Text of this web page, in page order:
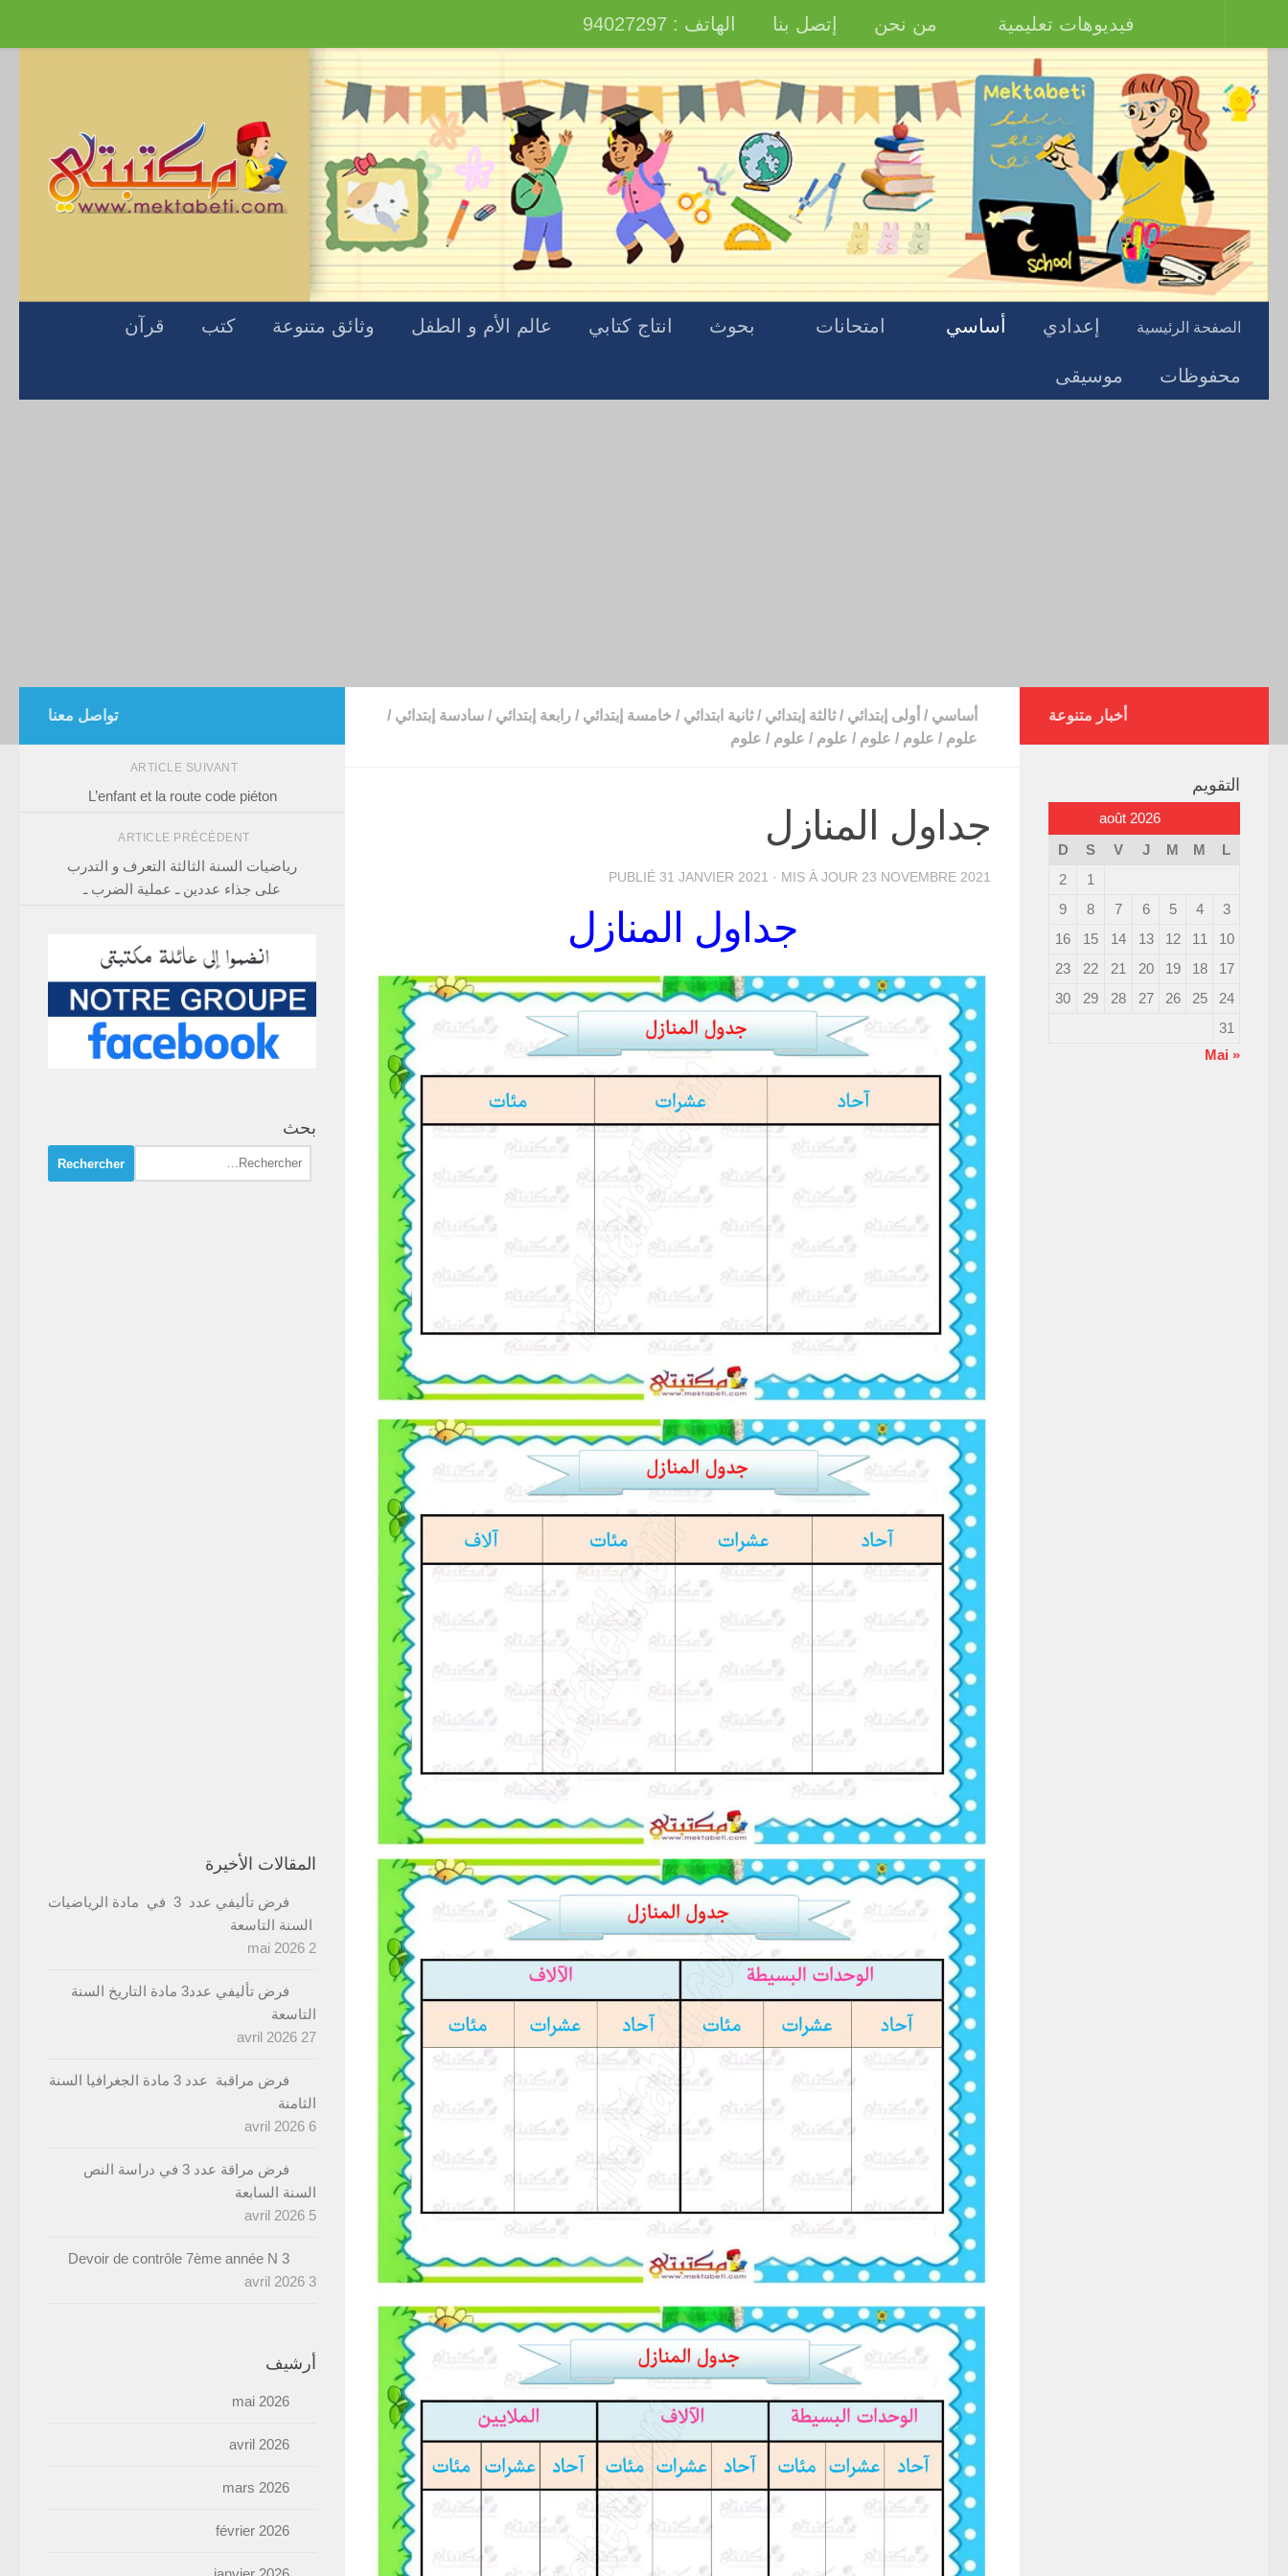
فيديوهات تعليمية من نحن إتصل بنا الهاتف : 94027297
الصفحة الرئيسية إعدادي أساسي امتحانات بحوث انتاج كتابي عالم الأم و الطفل وثائق متنوعة كتب قرآن
محفوظات موسيقى
أساسي / أولى إبتدائي / ثالثة إبتدائي / ثانية ابتدائي / خامسة إبتدائي / رابعة إبتدائي / سادسة إبتدائي /
علوم / علوم / علوم / علوم / علوم / علوم
جداول المنازل
PUBLIÉ 31 JANVIER 2021 · MIS À JOUR 23 NOVEMBRE 2021
جداول المنازل
تواصل معنا
ARTICLE SUIVANT
L’enfant et la route code piéton
ARTICLE PRÉCÉDENT
رياضيات السنة الثالثة التعرف و التدرب
على جذاء عددين ـ عملية الضرب ـ
بحث
Rechercher :
المقالات الأخيرة
فرض تأليفي عدد 3 في مادة الرياضيات
السنة التاسعة
2 mai 2026
فرض تأليفي عدد3 مادة التاريخ السنة
التاسعة
27 avril 2026
فرض مراقبة عدد 3 مادة الجغرافيا السنة
الثامنة
6 avril 2026
فرض مراقة عدد 3 في دراسة النص
السنة السابعة
5 avril 2026
Devoir de contrôle 7ème année N 3
3 avril 2026
أرشيف
mai 2026
avril 2026
mars 2026
février 2026
أخبار متنوعة
التقويم
août 2026
L
M
M
J
V
S
D
1
2
3
4
5
6
7
8
9
10
11
12
13
14
15
16
17
18
19
20
21
22
23
24
25
26
27
28
29
30
31
« Mai